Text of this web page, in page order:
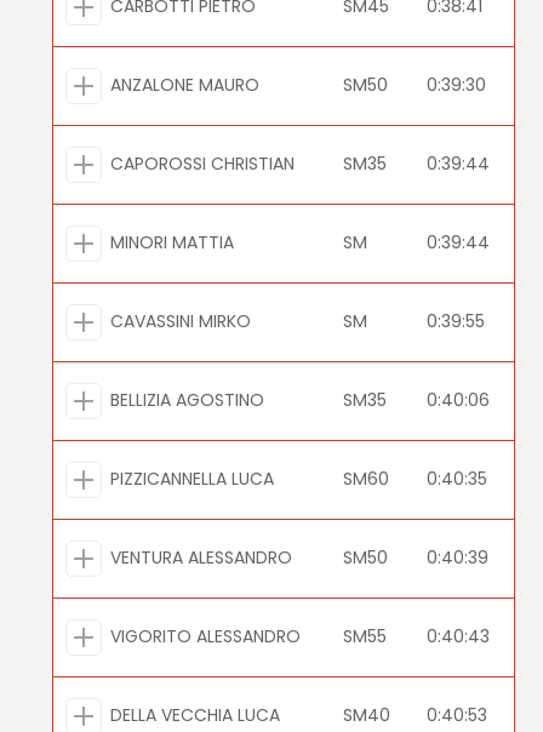
CARBOTTI PIETRO SM45 0:38:41
ANZALONE MAURO SM50 0:39:30
CAPOROSSI CHRISTIAN SM35 0:39:44
MINORI MATTIA SM 0:39:44
CAVASSINI MIRKO SM 0:39:55
BELLIZIA AGOSTINO SM35 0:40:06
PIZZICANNELLA LUCA SM60 0:40:35
VENTURA ALESSANDRO SM50 0:40:39
VIGORITO ALESSANDRO SM55 0:40:43
DELLA VECCHIA LUCA SM40 0:40:53